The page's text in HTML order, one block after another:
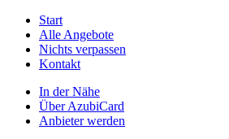
Start
Alle Angebote
Nichts verpassen
Kontakt
In der Nähe
Über AzubiCard
Anbieter werden